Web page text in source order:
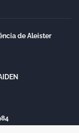
de Aleister